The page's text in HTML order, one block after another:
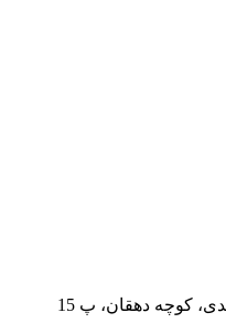
کوچه دهقان، پ 15